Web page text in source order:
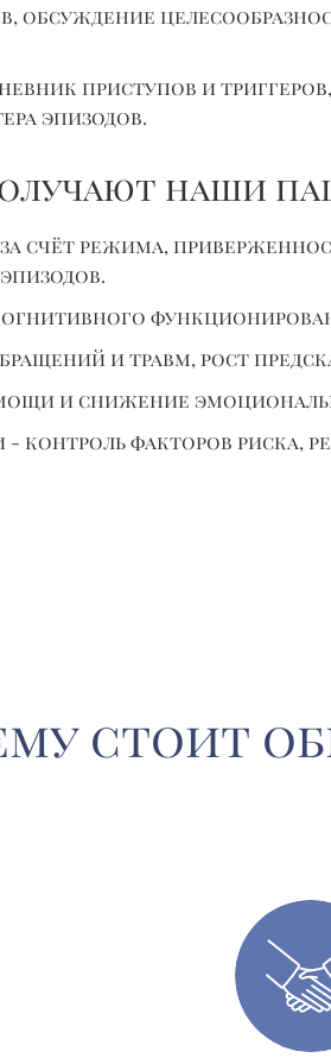
обсуждение
приступов и
эпизодов.
наши
счёт режима,
и травм, рост
и снижение
контроль факторов риска,
стоит